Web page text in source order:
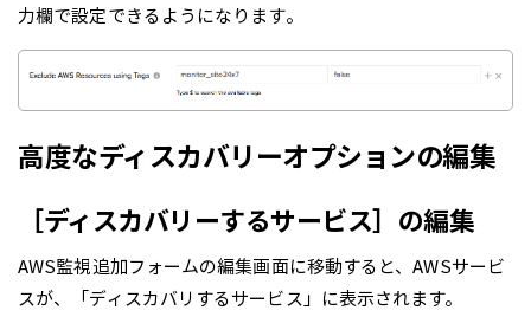
力欄で設定できるようになります。
高度なディスカバリーオプションの編集
［ディスカバリーするサービス］の編集
AWS監視追加フォームの編集画面に移動すると、AWSサービ
スが、「ディスカバリするサービス」に表示されます。